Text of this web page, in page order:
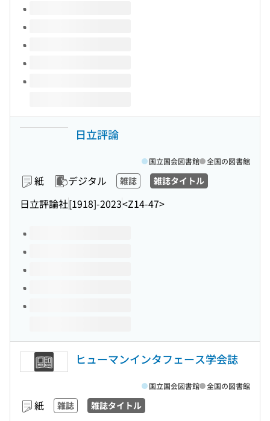
このタイトルの巻号
日立評論
紙 デジタル 雑誌 雑誌タイトル
日立評論社[1918]-2023<Z14-47>
国立国会図書館 全国の図書館
このタイトルの巻号
ヒューマンインタフェース学会誌
紙 雑誌 雑誌タイトル
国立国会図書館 全国の図書館